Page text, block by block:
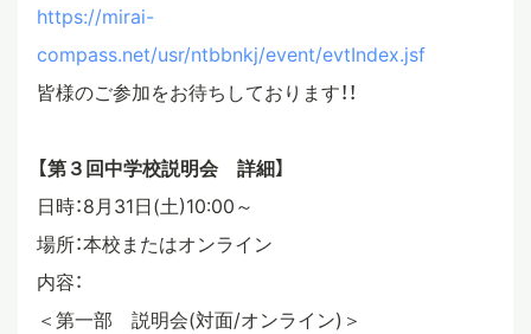
https://mirai-
compass.net/usr/ntbbnkj/event/evtIndex.jsf
皆様のご参加をお待ちしております！！
【第３回中学校説明会 詳細】
日時：8月31日(土)10:00～
場所：本校またはオンライン
内容：
＜第一部 説明会(対面/オンライン)＞